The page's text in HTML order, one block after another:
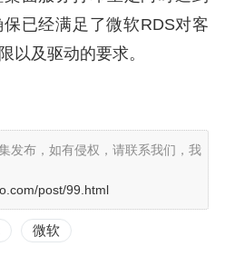
已经满足了微软RDS对客
以及驱动的要求。
发布，如有侵权，请联系我们，我
post/99.html
微软